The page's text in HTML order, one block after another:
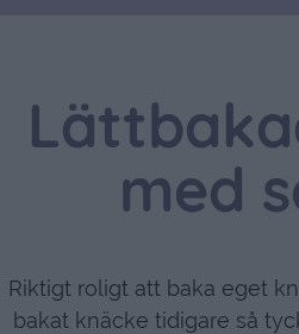
med
Riktigt roligt att baka eget
bakat knäcke tidigare så